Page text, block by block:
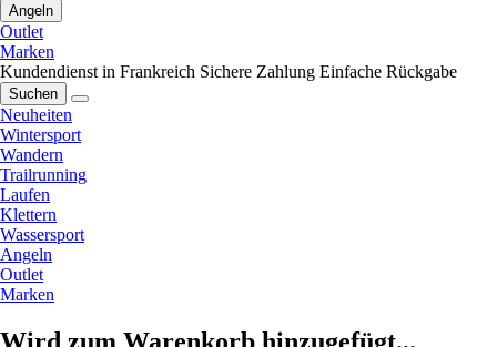
Angeln
Outlet
Marken
Kundendienst in Frankreich Sichere Zahlung Einfache Rückgabe
Suchen
Neuheiten
Wintersport
Wandern
Trailrunning
Laufen
Klettern
Wassersport
Angeln
Outlet
Marken